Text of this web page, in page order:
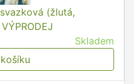
(žlutá,
Skladem